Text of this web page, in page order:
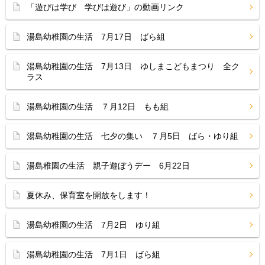
「遊びは学び 学びは遊び」の動画リンク
湯島幼稚園の生活 7月17日 ばら組
湯島幼稚園の生活 7月13日 ゆしまこどもまつり 全ク
ラス
湯島幼稚園の生活 ７月12日 もも組
湯島幼稚園の生活 七夕の集い ７月5日 ばら・ゆり組
湯島稚園の生活 親子遊ぼうデー 6月22日
夏休み、保育室を開放をします！
湯島幼稚園の生活 7月2日 ゆり組
湯島幼稚園の生活 7月1日 ばら組